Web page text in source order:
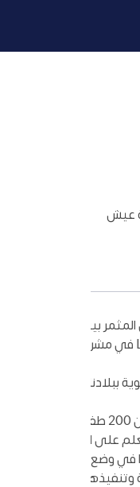
عيش
لقد أدى التعاون المثمر
الطفولة و LDPA في مشروع
نفسية اولادنا اولوية ببلادنا
صعوبات في التعلم على
بالتشخيص مرورا في
العلاجية التربوية